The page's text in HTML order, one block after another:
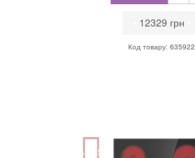
12329 грн
Код товару: 635922
АКЦІЯ